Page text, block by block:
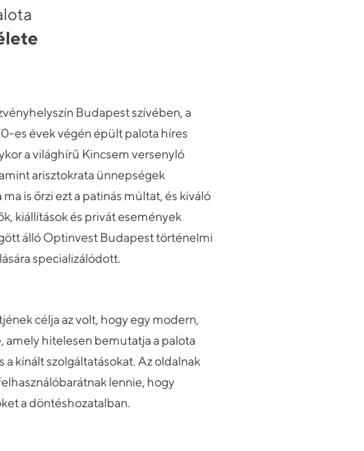
Budapest szívében, a
es évek végén épült palota híres
a világhírű Kincsem versenyló
arisztokrata ünnepségek
is őrzi ezt a patinás múltat, és kiváló
kiállítások és privát események
álló Optinvest Budapest történelmi
specializálódott.
célja az volt, hogy egy modern,
hitelesen bemutatja a palota
kínált szolgáltatásokat. Az oldalnak
lennie, hogy
a döntéshozatalban.